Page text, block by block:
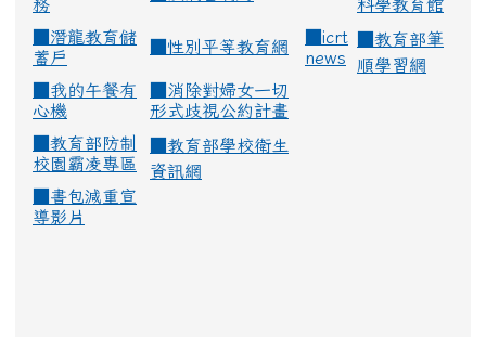
務
科學教育館
潛龍教育儲
蓄戶
性別平等教育網
icrt
news
教育部筆
順學習網
我的午餐有
心機
消除對婦女一切
形式歧視公約計畫
教育部防制
校園霸凌專區
教育部學校衛生
資訊網
書包減重宣
導影片